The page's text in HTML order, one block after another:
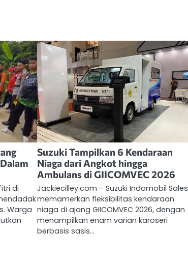
di
Warga
Suzuki Tampilkan 6 Kendaraan
Niaga dari Angkot hingga
Ambulans di GIICOMVEC 2026
Jackiecilley.com – Suzuki Indomobil Sales
memamerkan fleksibilitas kendaraan
niaga di ajang GIICOMVEC 2026, dengan
menampilkan enam varian karoseri
berbasis sasis…